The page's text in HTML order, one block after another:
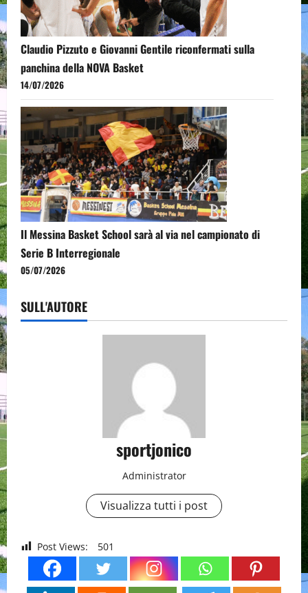
Claudio Pizzuto e Giovanni Gentile riconfermati sulla
panchina della NOVA Basket
14/07/2026
Il Messina Basket School sarà al via nel campionato di
Serie B Interregionale
05/07/2026
SULL'AUTORE
sportjonico
Administrator
Visualizza tutti i post
Post Views: 501